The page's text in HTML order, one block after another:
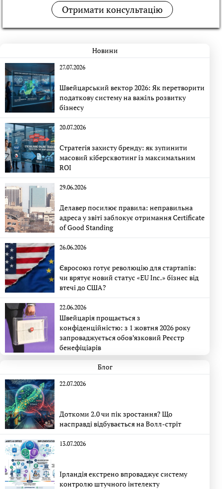
Отримати консультацію
Новини
27.07.2026
Швейцарський вектор 2026: Як перетворити
податкову систему на важіль розвитку
бізнесу
20.07.2026
Стратегія захисту бренду: як зупинити
масовий кіберсквотинг із максимальним
ROI
29.06.2026
Делавер посилює правила: неправильна
адреса у звіті заблокує отримання Certificate
of Good Standing
26.06.2026
Євросоюз готує революцію для стартапів:
чи врятує новий статус «EU Inc.» бізнес від
втечі до США?
22.06.2026
Швейцарія прощається з
конфіденційністю: з 1 жовтня 2026 року
запроваджується обов’язковий Реєстр
бенефіціарів
Блог
22.07.2026
Доткоми 2.0 чи пік зростання? Що
насправді відбувається на Волл-стріт
13.07.2026
Ірландія екстрено впроваджує систему
контролю штучного інтелекту